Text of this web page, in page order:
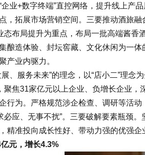
业+数字终端”直控网络，提升线上产
，拓展市场营销空间。三要推动酒旅
态布局提升为重点，布局一批高端酱
酿造体验、封坛窖藏、文化休闲为一体
业内驱力。
服务未来”的理念，以“店小二”理念
聚焦31家亿元以上企业、负增长企业，
行为。严格规范涉企检查、调研等活
必应、无事不扰”。三要破解要素瓶颈
精准投向成长性好、带动力强的优强企
元，增长4.3%